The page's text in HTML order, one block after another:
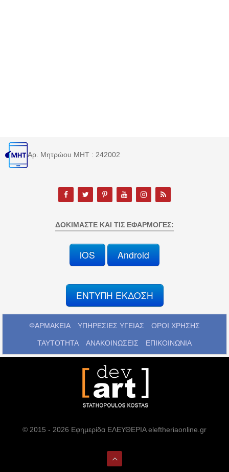
Αρ. Μητρώου MHT : 242002
ΔΟΚΙΜΆΣΤΕ ΚΑΙ ΤΙΣ ΕΦΑΡΜΟΓΈΣ:
iOS Android
ΕΝΤΥΠΗ ΕΚΔΟΣΗ
ΦΑΡΜΑΚΕΙΑ ΥΠΗΡΕΣΙΕΣ ΥΓΕΙΑΣ ΟΡΟΙ ΧΡΗΣΗΣ
ΤΑΥΤΟΤΗΤΑ ΑΝΑΚΟΙΝΩΣΕΙΣ ΕΠΙΚΟΙΝΩΝΙΑ
© 2015 - 2026 Εφημερίδα ΕΛΕΥΘΕΡΙΑ eleftheriaonline.gr